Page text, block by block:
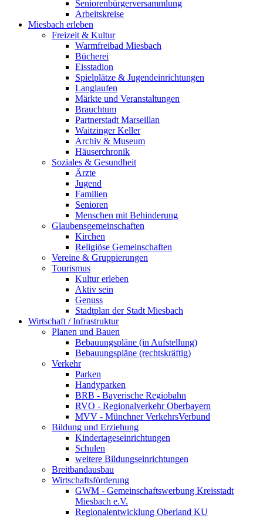
Seniorenbürgerversammlung
Arbeitskreise
Miesbach erleben
Freizeit & Kultur
Warmfreibad Miesbach
Bücherei
Eisstadion
Spielplätze & Jugendeinrichtungen
Langlaufen
Märkte und Veranstaltungen
Brauchtum
Partnerstadt Marseillan
Waitzinger Keller
Archiv & Museum
Häuserchronik
Soziales & Gesundheit
Ärzte
Jugend
Familien
Senioren
Menschen mit Behinderung
Glaubensgemeinschaften
Kirchen
Religiöse Gemeinschaften
Vereine & Gruppierungen
Tourismus
Kultur erleben
Aktiv sein
Genuss
Stadtplan der Stadt Miesbach
Wirtschaft / Infrastruktur
Planen und Bauen
Bebauungspläne (in Aufstellung)
Bebauungspläne (rechtskräftig)
Verkehr
Parken
Handyparken
BRB - Bayerische Regiobahn
RVO - Regionalverkehr Oberbayern
MVV - Münchner VerkehrsVerbund
Bildung und Erziehung
Kindertageseinrichtungen
Schulen
weitere Bildungseinrichtungen
Breitbandausbau
Wirtschaftsförderung
GWM - Gemeinschaftswerbung Kreisstadt
Miesbach e.V.
Regionalentwicklung Oberland KU